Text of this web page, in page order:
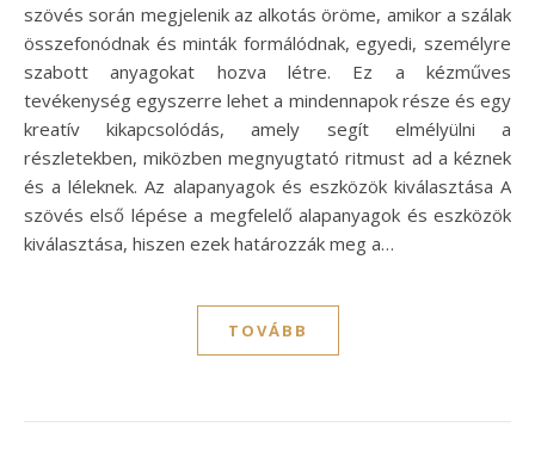
szövés során megjelenik az alkotás öröme, amikor a szálak
összefonódnak és minták formálódnak, egyedi, személyre
szabott anyagokat hozva létre. Ez a kézműves
tevékenység egyszerre lehet a mindennapok része és egy
kreatív kikapcsolódás, amely segít elmélyülni a
részletekben, miközben megnyugtató ritmust ad a kéznek
és a léleknek. Az alapanyagok és eszközök kiválasztása A
szövés első lépése a megfelelő alapanyagok és eszközök
kiválasztása, hiszen ezek határozzák meg a…
TOVÁBB